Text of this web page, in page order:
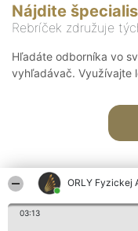
ORLY Fyzickej
03:13
Nájdite
Rebríček združuje
Hľadáte odborníka vo
vyhľadávač. Využívajte